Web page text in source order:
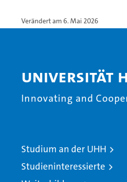
Verändert am 6. Mai 2026
Universität
Innovating and
Studium an der UHH
Studieninteressierte